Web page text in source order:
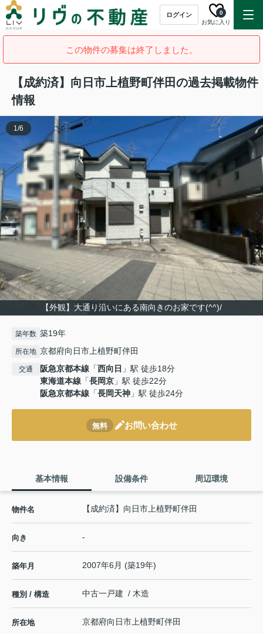
ログイン
お気に入り
0
この物件の募集は終了しました。
【成約済】向日市上植野町伴田の過去掲載物件
情報
【外観】大通り沿いにある南向きのお家です(^^)/
1/6
築年数 築19年
所在地 京都府向日市上植野町伴田
交通 阪急京都本線 「西向日 」駅 徒歩18分
東海道本線 「長岡京 」駅 徒歩22分
阪急京都本線 「長岡天神 」駅 徒歩24分
無料 お問い合わせ
基本情報 設備条件 周辺環境
物件名 【成約済】向日市上植野町伴田
向き -
築年月 2007年6月 (築19年)
種別 / 構造 中古一戸建 / 木造
所在地 京都府向日市上植野町伴田